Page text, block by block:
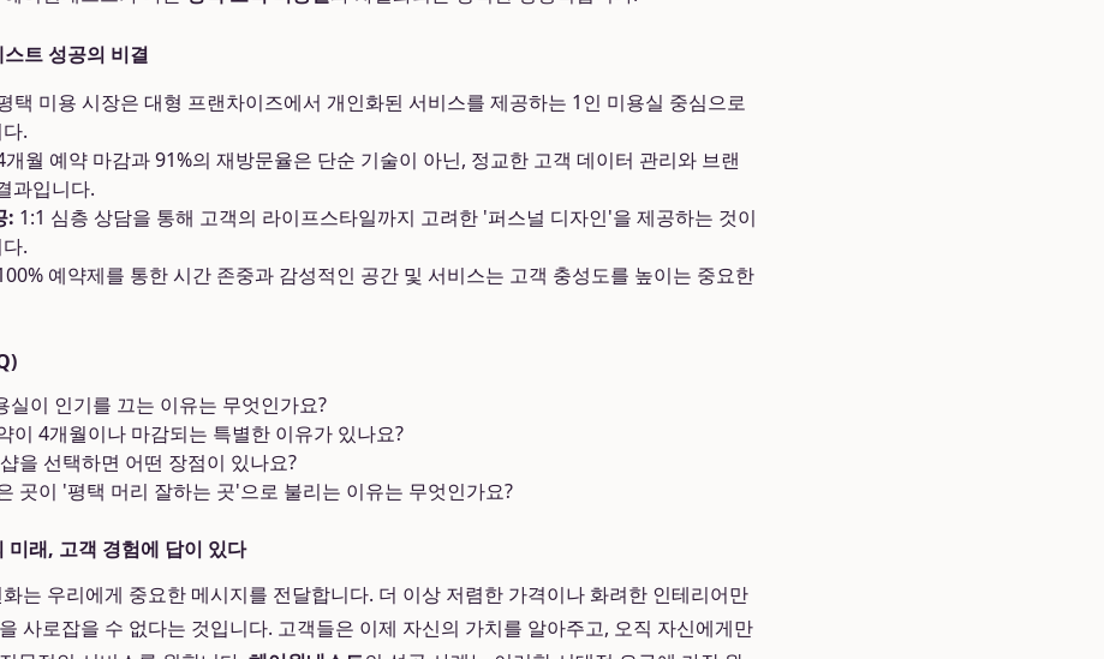
트 성공의 비결
택 미용 시장은 대형 프랜차이즈에서 개인화된 서비스를 제공하는 1인 미용실 중심으로
.
개월 예약 마감과 91%의 재방문율은 단순 기술이 아닌, 정교한 고객 데이터 관리와 브랜
과입니다.
: 1:1 심층 상담을 통해 고객의 라이프스타일까지 고려한 '퍼스널 디자인'을 제공하는 것이
.
예약제를 통한 시간 존중과 감성적인 공간 및 서비스는 고객 충성도를 높이는 중요한
실이 인기를 끄는 이유는 무엇인가요?
이 4개월이나 마감되는 특별한 이유가 있나요?
을 선택하면 어떤 장점이 있나요?
곳이 '평택 머리 잘하는 곳'으로 불리는 이유는 무엇인가요?
미래, 고객 경험에 답이 있다
는 우리에게 중요한 메시지를 전달합니다. 더 이상 저렴한 가격이나 화려한 인테리어만
사로잡을 수 없다는 것입니다. 고객들은 이제 자신의 가치를 알아주고, 오직 자신에게만